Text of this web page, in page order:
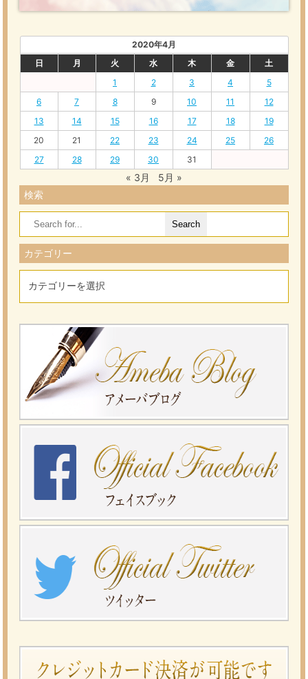
2020年4月
日
月 火 水 木 金
土
1
2 3 4
5
6
7 8 9 10 11
12
13
14 15 16 17 18
19
20
21 22 23 24 25
26
27
28 29 30 31
« 3月
5月 »
検索
Search
for:
カテゴリー